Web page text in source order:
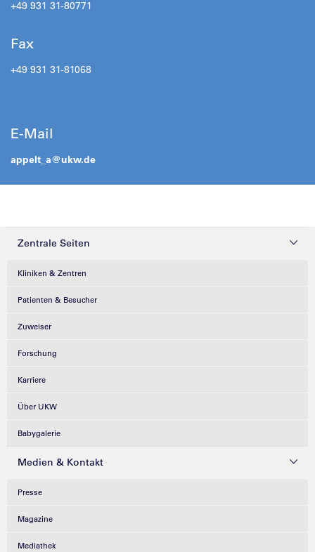
+49 931 31-80771
Fax
+49 931 31-81068
E-Mail
appelt_a@ukw.de
Zentrale Seiten
Kliniken & Zentren
Patienten & Besucher
Zuweiser
Forschung
Karriere
Über UKW
Babygalerie
Medien & Kontakt
Presse
Magazine
Mediathek